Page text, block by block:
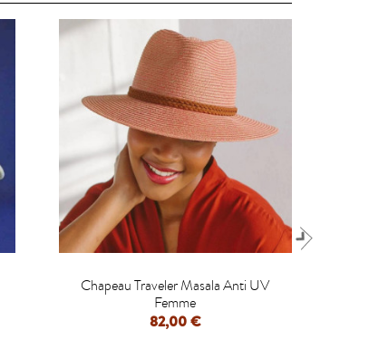
Chapeau Traveler Masala Anti UV
Femme
82,00 €